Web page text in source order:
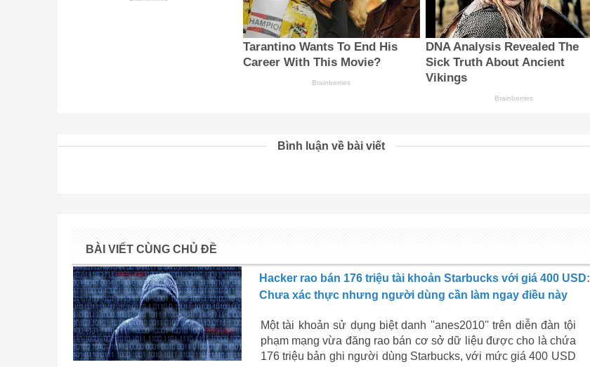
Bình luận về bài viết
BÀI VIẾT CÙNG CHỦ ĐỀ
Hacker rao bán 176 triệu tài khoản Starbucks với giá 400 USD:
Chưa xác thực nhưng người dùng cần làm ngay điều này
Một tài khoản sử dụng biệt danh ''anes2010'' trên diễn đàn tội
phạm mạng vừa đăng rao bán cơ sở dữ liệu được cho là chứa
176 triệu bản ghi người dùng Starbucks, với mức giá 400 USD